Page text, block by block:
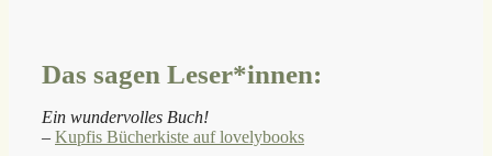
Das sagen Leser*innen:
Ein wundervolles Buch!
– Kupfis Bücherkiste auf lovelybooks